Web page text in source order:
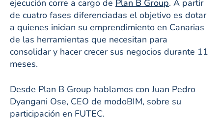
ejecución corre a cargo de Plan B Group. A partir
de cuatro fases diferenciadas el objetivo es dotar
a quienes inician su emprendimiento en Canarias
de las herramientas que necesitan para
consolidar y hacer crecer sus negocios durante 11
meses.
Desde Plan B Group hablamos con Juan Pedro
Dyangani Ose, CEO de modoBIM, sobre su
participación en FUTEC.